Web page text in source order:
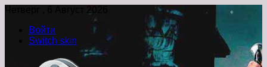
Четверг , 6 Август 2026
Войти
Switch skin